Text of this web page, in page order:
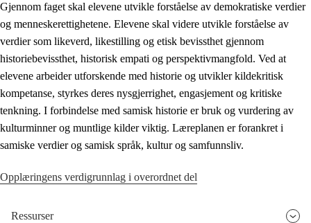
Gjennom faget skal elevene utvikle forståelse av demokratiske verdier
og menneskerettighetene. Elevene skal videre utvikle forståelse av
verdier som likeverd, likestilling og etisk bevissthet gjennom
historiebevissthet, historisk empati og perspektivmangfold. Ved at
elevene arbeider utforskende med historie og utvikler kildekritisk
kompetanse, styrkes deres nysgjerrighet, engasjement og kritiske
tenkning. I forbindelse med samisk historie er bruk og vurdering av
kulturminner og muntlige kilder viktig. Læreplanen er forankret i
samiske verdier og samisk språk, kultur og samfunnsliv.
Opplæringens verdigrunnlag i overordnet del
Ressurser